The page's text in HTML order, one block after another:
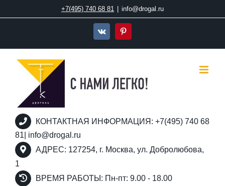
to
+7(495) 740 68 81 info@drogal.ru
Vk Pinterest
КОНТАКТНАЯ ИНФОРМАЦИЯ: +7(495) 740 68
81| info@drogal.ru
АДРЕС: 127254, г. Москва, ул. Добролюбова,
1
ВРЕМЯ РАБОТЫ: Пн-пт: 9.00 - 18.00